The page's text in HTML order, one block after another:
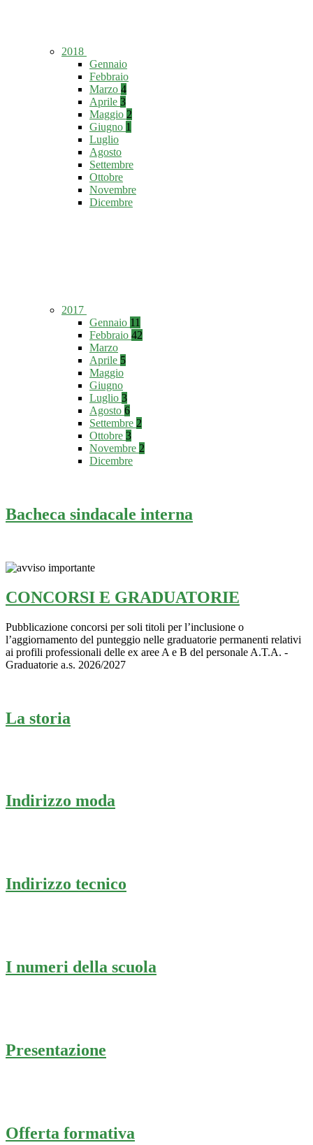
2018
Gennaio
Febbraio
Marzo 4
Aprile 3
Maggio 2
Giugno 1
Luglio
Agosto
Settembre
Ottobre
Novembre
Dicembre
2017
Gennaio 11
Febbraio 42
Marzo
Aprile 5
Maggio
Giugno
Luglio 3
Agosto 6
Settembre 2
Ottobre 3
Novembre 2
Dicembre
Bacheca sindacale interna
CONCORSI E GRADUATORIE
Pubblicazione concorsi per soli titoli per l’inclusione o
l’aggiornamento del punteggio nelle graduatorie permanenti relativi
ai profili professionali delle ex aree A e B del personale A.T.A. -
Graduatorie a.s. 2026/2027
La storia
Indirizzo moda
Indirizzo tecnico
I numeri della scuola
Presentazione
Offerta formativa